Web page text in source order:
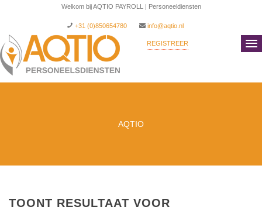
Welkom bij AQTIO PAYROLL | Personeeldiensten
+31 (0)850654780 info@aqtio.nl
REGISTREER
AQTIO
TOONT RESULTAAT VOOR